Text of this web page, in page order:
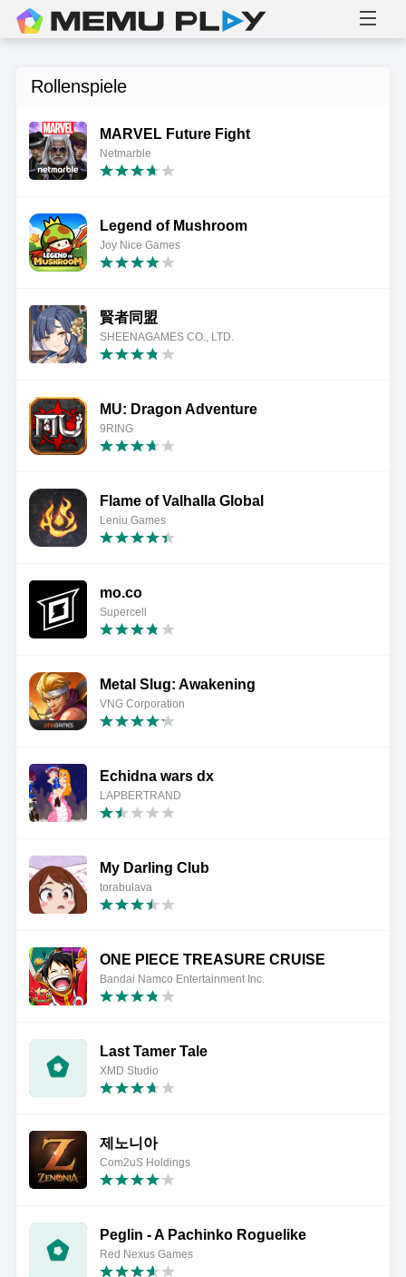
Rollenspiele
MARVEL Future Fight
Netmarble
Legend of Mushroom
Joy Nice Games
賢者同盟
SHEENAGAMES CO., LTD.
MU: Dragon Adventure
9RING
Flame of Valhalla Global
Leniu Games
mo.co
Supercell
Metal Slug: Awakening
VNG Corporation
Echidna wars dx
LAPBERTRAND
My Darling Club
torabulava
ONE PIECE TREASURE CRUISE
Bandai Namco Entertainment Inc.
Last Tamer Tale
XMD Studio
제노니아
Com2uS Holdings
Peglin - A Pachinko Roguelike
Red Nexus Games